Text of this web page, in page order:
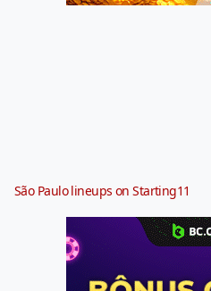
São Paulo lineups on Starting11